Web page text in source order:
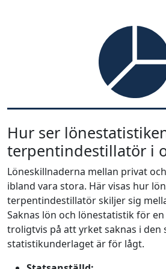
Hur ser
terpentindestillatör i
Löneskillnaderna mellan privat
ibland vara stora. Här visas hur
terpentindestillatör skiljer sig
Saknas lön och lönestatistik för
troligtvis på att yrket saknas i den
statistikunderlaget är för lågt.